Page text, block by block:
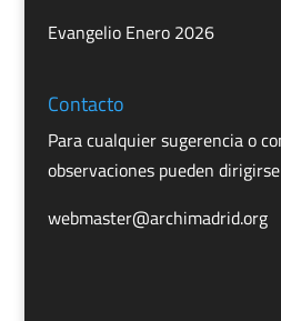
Evangelio Enero 2026
Contacto
Para cualquier sugerencia o
observaciones pueden
webmaster@archimadrid.org